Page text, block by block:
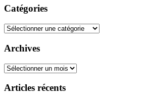
Catégories
Catégories
Archives
Archives
Articles récents